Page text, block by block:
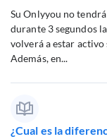
Su Onlyyou no
durante 3 segundos
volverá a estar
Además, en...
¿Cual es la